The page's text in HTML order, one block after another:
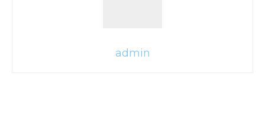
admin